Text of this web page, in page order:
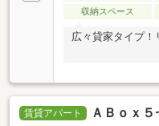
収納スペース
広々貸家タイプ！
賃貸アパート ＡＢｏｘ